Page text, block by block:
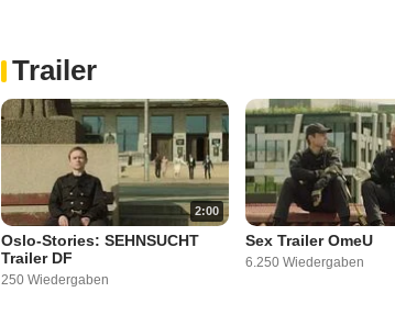
Trailer
2:00
Oslo-Stories: SEHNSUCHT
Trailer DF
250 Wiedergaben
Sex Trailer OmeU
6.250 Wiedergaben